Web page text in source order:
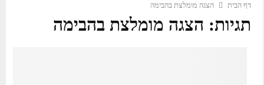
דף הבית הצגה מומלצת בהבימה
תגיות: הצגה מומלצת בהבימה